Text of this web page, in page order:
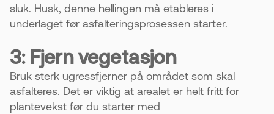
sluk. Husk, denne hellingen må etableres i
underlaget før asfalteringsprosessen starter.
3: Fjern vegetasjon
Bruk sterk ugressfjerner på området som skal
asfalteres. Det er viktig at arealet er helt fritt for
plantevekst før du starter med